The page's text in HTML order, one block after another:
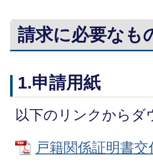
請求に必要なも
1.申請用紙
以下のリンクから
戸籍関係証明書